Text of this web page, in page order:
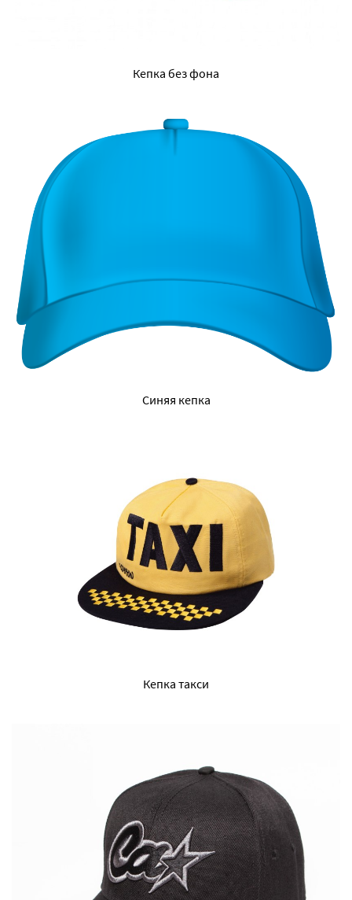
Кепка без фона
Синяя кепка
Кепка такси